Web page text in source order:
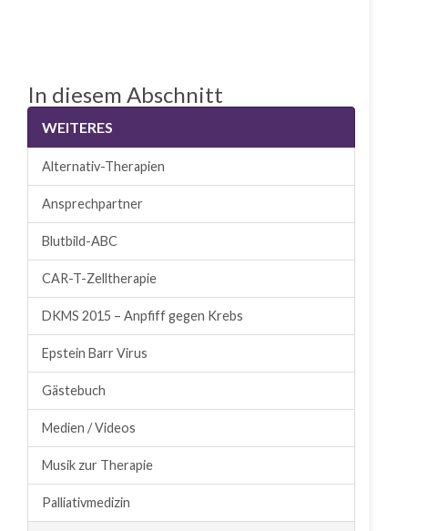
In diesem Abschnitt
WEITERES
Alternativ-Therapien
Ansprechpartner
Blutbild-ABC
CAR-T-Zelltherapie
DKMS 2015 – Anpfiff gegen Krebs
Epstein Barr Virus
Gästebuch
Medien / Videos
Musik zur Therapie
Palliativmedizin